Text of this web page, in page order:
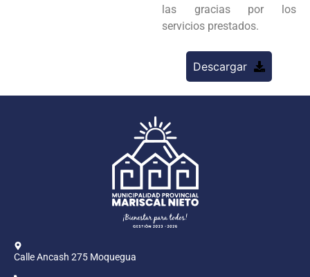
las gracias por los
servicios prestados.
Descargar
Calle Ancash 275 Moquegua